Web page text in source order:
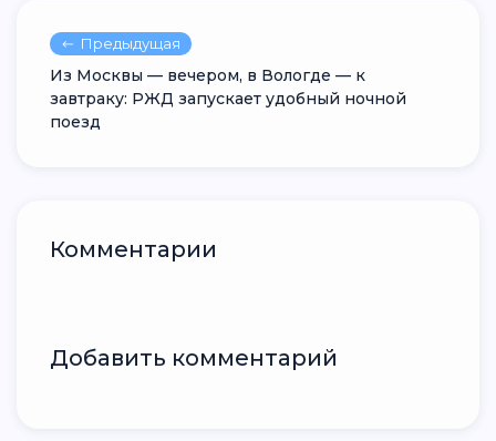
Предыдущая
Из Москвы — вечером, в Вологде — к
завтраку: РЖД запускает удобный ночной
поезд
Комментарии
Добавить комментарий